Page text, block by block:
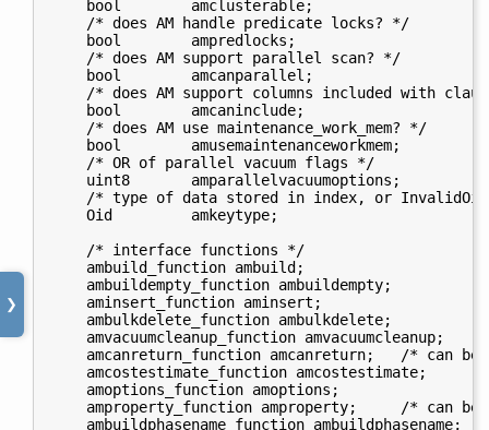
❯
    bool        amclusterable;
    /* does AM handle predicate locks? */
    bool        ampredlocks;
    /* does AM support parallel scan? */
    bool        amcanparallel;
/* does AM support columns included with
    bool        amcaninclude;
    /* does AM use maintenance_work_mem? */
    bool        amusemaintenanceworkmem;
    /* OR of parallel vacuum flags */
    uint8       amparallelvacuumoptions;
/* type of data stored in index, or
    Oid         amkeytype;
    /* interface functions */
    ambuild_function ambuild;
    ambuildempty_function ambuildempty;
    aminsert_function aminsert;
    ambulkdelete_function ambulkdelete;
    amvacuumcleanup_function amvacuumcleanup;
amcanreturn_function amcanreturn;   /* can be
    amcostestimate_function amcostestimate;
    amoptions_function amoptions;
amproperty_function amproperty;     /* can be
ambuildphasename_function ambuildphasename;